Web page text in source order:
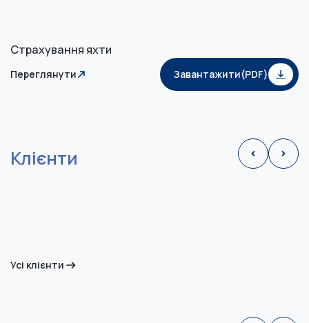
Страхування яхти
Переглянути Завантажити(PDF)
Клієнти
Усі клієнти